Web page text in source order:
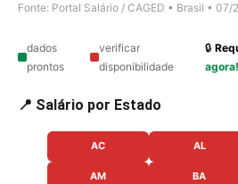
Fonte: Portal Salário / CAGED • Brasil •
dados
prontos
verificar
disponibilidade
🔒
agora!
📍 Salário por Estado
AC AL
AM BA